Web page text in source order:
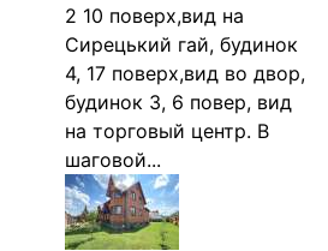
2 10 поверх,вид на
Сирецький гай, будинок
4, 17 поверх,вид во двор,
будинок 3, 6 повер, вид
на торговый центр. В
шаговой...